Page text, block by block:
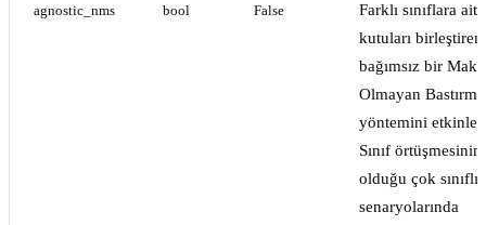
agnostic_nms bool False
Farklı sınıflara ait
kutuları birleştiren,
bağımsız bir
Olmayan
yöntemini
Sınıf
olduğu çok sınıflı
senaryolarında